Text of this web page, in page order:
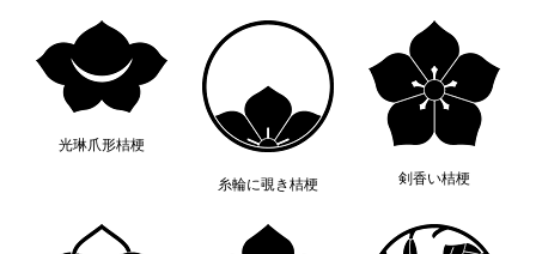
光琳爪形桔梗
糸輪に覗き桔梗 剣香い桔梗